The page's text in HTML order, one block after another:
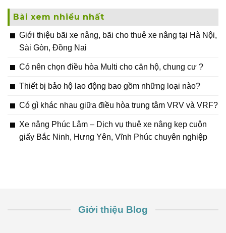
Bài xem nhiều nhất
Giới thiệu bãi xe nâng, bãi cho thuê xe nâng tại Hà Nội,
Sài Gòn, Đồng Nai
Có nên chọn điều hòa Multi cho căn hộ, chung cư ?
Thiết bị bảo hộ lao động bao gồm những loại nào?
Có gì khác nhau giữa điều hòa trung tâm VRV và VRF?
Xe nâng Phúc Lâm – Dịch vụ thuê xe nâng kẹp cuộn
giấy Bắc Ninh, Hưng Yên, Vĩnh Phúc chuyên nghiệp
Giới thiệu Blog